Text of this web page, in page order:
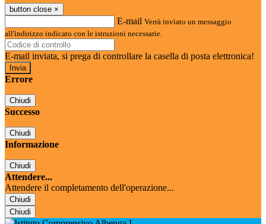
button close ×
E-mail Verrà inviato un messaggio
all'indirizzo indicato con le istruzioni necessarie.
E-mail inviata, si prega di controllare la casella di posta elettronica!
Errore
Chiudi
Successo
Chiudi
Informazione
Chiudi
Attendere...
Attendere il completamento dell'operazione...
Chiudi
Chiudi